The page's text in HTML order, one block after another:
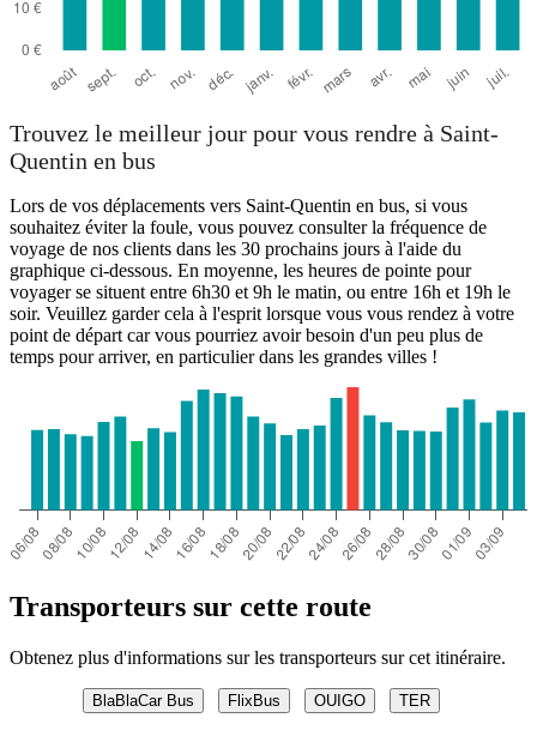
Trouvez le meilleur jour pour vous rendre à Saint-
Quentin en bus
Lors de vos déplacements vers Saint-Quentin en bus, si vous
souhaitez éviter la foule, vous pouvez consulter la fréquence de
voyage de nos clients dans les 30 prochains jours à l'aide du
graphique ci-dessous. En moyenne, les heures de pointe pour
voyager se situent entre 6h30 et 9h le matin, ou entre 16h et 19h le
soir. Veuillez garder cela à l'esprit lorsque vous vous rendez à votre
point de départ car vous pourriez avoir besoin d'un peu plus de
temps pour arriver, en particulier dans les grandes villes !
Transporteurs sur cette route
Obtenez plus d'informations sur les transporteurs sur cet itinéraire.
BlaBlaCar Bus FlixBus OUIGO TER